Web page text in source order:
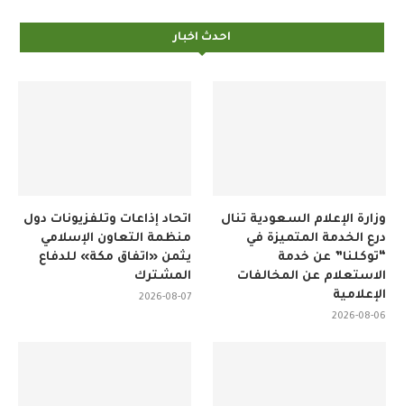
احدث اخبار
اتحاد إذاعات وتلفزيونات دول
منظمة التعاون الإسلامي
يثمن «اتفاق مكة» للدفاع
المشترك
2026-08-07
وزارة الإعلام السعودية تنال
درع الخدمة المتميزة في
“توكلنا” عن خدمة
الاستعلام عن المخالفات
الإعلامية
2026-08-06